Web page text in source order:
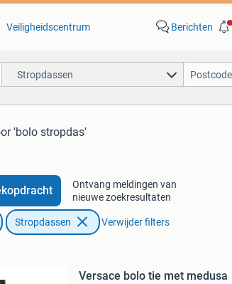
Veiligheidscentrum Berichten
Stropdassen
'bolo stropdas'
Ontvang meldingen van
nieuwe zoekresultaten
Stropdassen Verwijder filters
Versace bolo tie met medusa